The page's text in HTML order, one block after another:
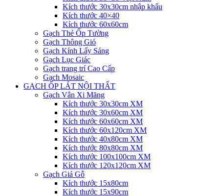
Kích thước 30x30cm nhập khẩu
Kích thước 40×40
Kích thước 60x60cm
Gạch Thẻ Ốp Tường
Gạch Thông Gió
Gạch Kính Lấy Sáng
Gạch Lục Giác
Gạch trang trí Cao Cấp
Gạch Mosaic
GẠCH ỐP LÁT NỘI THẤT
Gạch Vân Xi Măng
Kích thước 30x30cm XM
Kích thước 30x60cm XM
Kích thước 60x60cm XM
Kích thước 60x120cm XM
Kích thước 40x80cm XM
Kích thước 80x80cm XM
Kích thước 100x100cm XM
Kích thước 120x120cm XM
Gạch Giả Gỗ
Kích thước 15x80cm
Kích thước 15x90cm